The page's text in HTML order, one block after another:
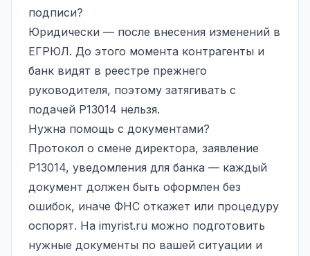
подписи?
Юридически — после внесения изменений в
ЕГРЮЛ. До этого момента контрагенты и
банк видят в реестре прежнего
руководителя, поэтому затягивать с
подачей Р13014 нельзя.
Нужна помощь с документами?
Протокол о смене директора, заявление
Р13014, уведомления для банка — каждый
документ должен быть оформлен без
ошибок, иначе ФНС откажет или процедуру
оспорят. На imyrist.ru можно подготовить
нужные документы по вашей ситуации и